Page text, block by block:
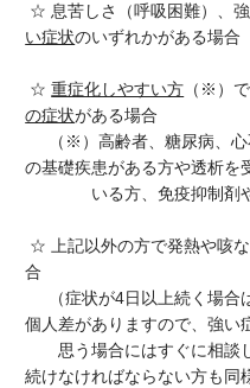
☆ 息苦しさ（呼吸困難）、
い症状のいずれかがある場合
☆重症化しやすい方 （※）
の症状がある場合
（※）高齢者、糖尿病、心
の基礎疾患がある方や透析を
いる方、免疫抑制剤や
☆ 上記以外の方で発熱や咳
合
（症状が4日以上続く場合
個人差がありますので、強い
思う場合にはすぐに相談
続けなければならない方も同